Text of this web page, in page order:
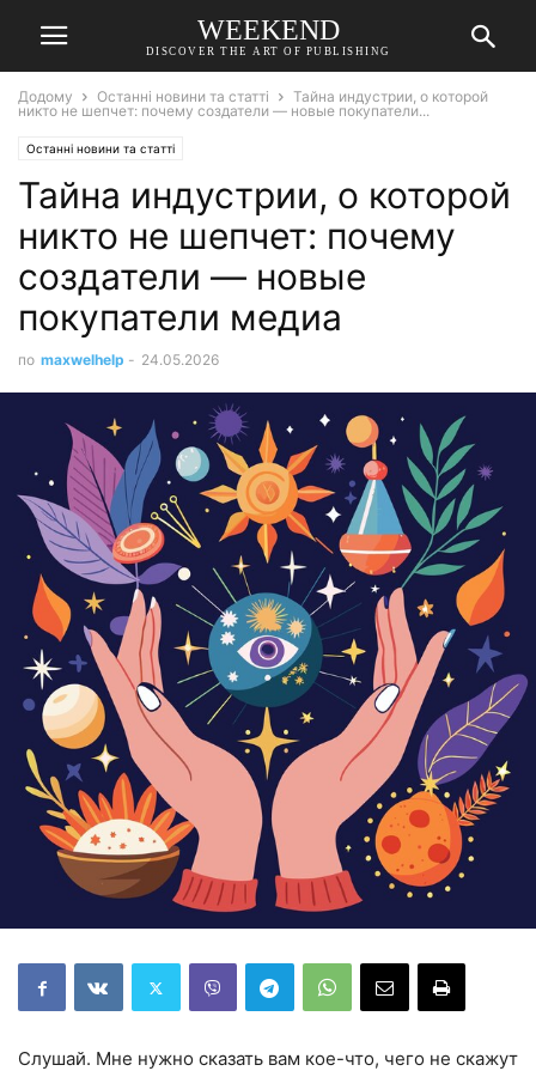
WEEKEND
DISCOVER THE ART OF PUBLISHING
Додому Останні новини та статті
Тайна индустрии, о которой
никто не шепчет: почему создатели — новые покупатели...
Останні новини та статті
Тайна индустрии, о которой
никто не шепчет: почему
создатели — новые
покупатели медиа
по maxwelhelp - 24.05.2026
Слушай. Мне нужно сказать вам кое-что, чего не скажут